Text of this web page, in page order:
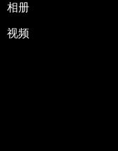
相册
视频